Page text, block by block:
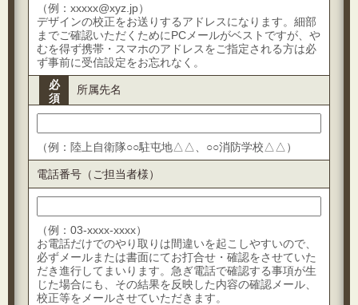
（例：xxxxx@xyz.jp）
デザインの校正をお送りするアドレスになります。細部
までご確認いただくためにPCメールがベストですが、や
むを得ず携帯・スマホのアドレスをご指定される方は必
ず事前に受信設定をお忘れなく。
所属先名
必
須
（例：陸上自衛隊○○駐屯地△△、○○消防学校△△）
電話番号（ご担当者様）
（例：03-xxxx-xxxx）
お電話だけでのやり取りは間違いを起こしやすいので、
必ずメールまたは書面にてお打合せ・確認をさせていた
だき進行してまいります。急ぎ電話で確認する事項が生
じた場合にも、その結果を反映した内容の確認メール、
校正等をメールさせていただきます。